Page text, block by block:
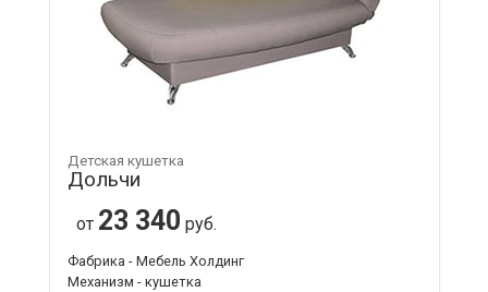
Детская кушетка
Дольчи
от 23 340 руб.
Фабрика - Мебель Холдинг
Механизм - кушетка